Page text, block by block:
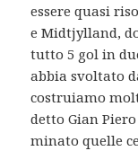
essere quasi
e Midtjylland,
tutto 5 gol in
abbia svoltato
costruiamo
detto Gian
minato quelle